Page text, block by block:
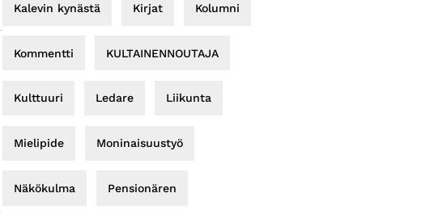
Kalevin kynästä Kirjat Kolumni
Kommentti KULTAINENNOUTAJA
Kulttuuri Ledare Liikunta
Mielipide Moninaisuustyö
Näkökulma Pensionären